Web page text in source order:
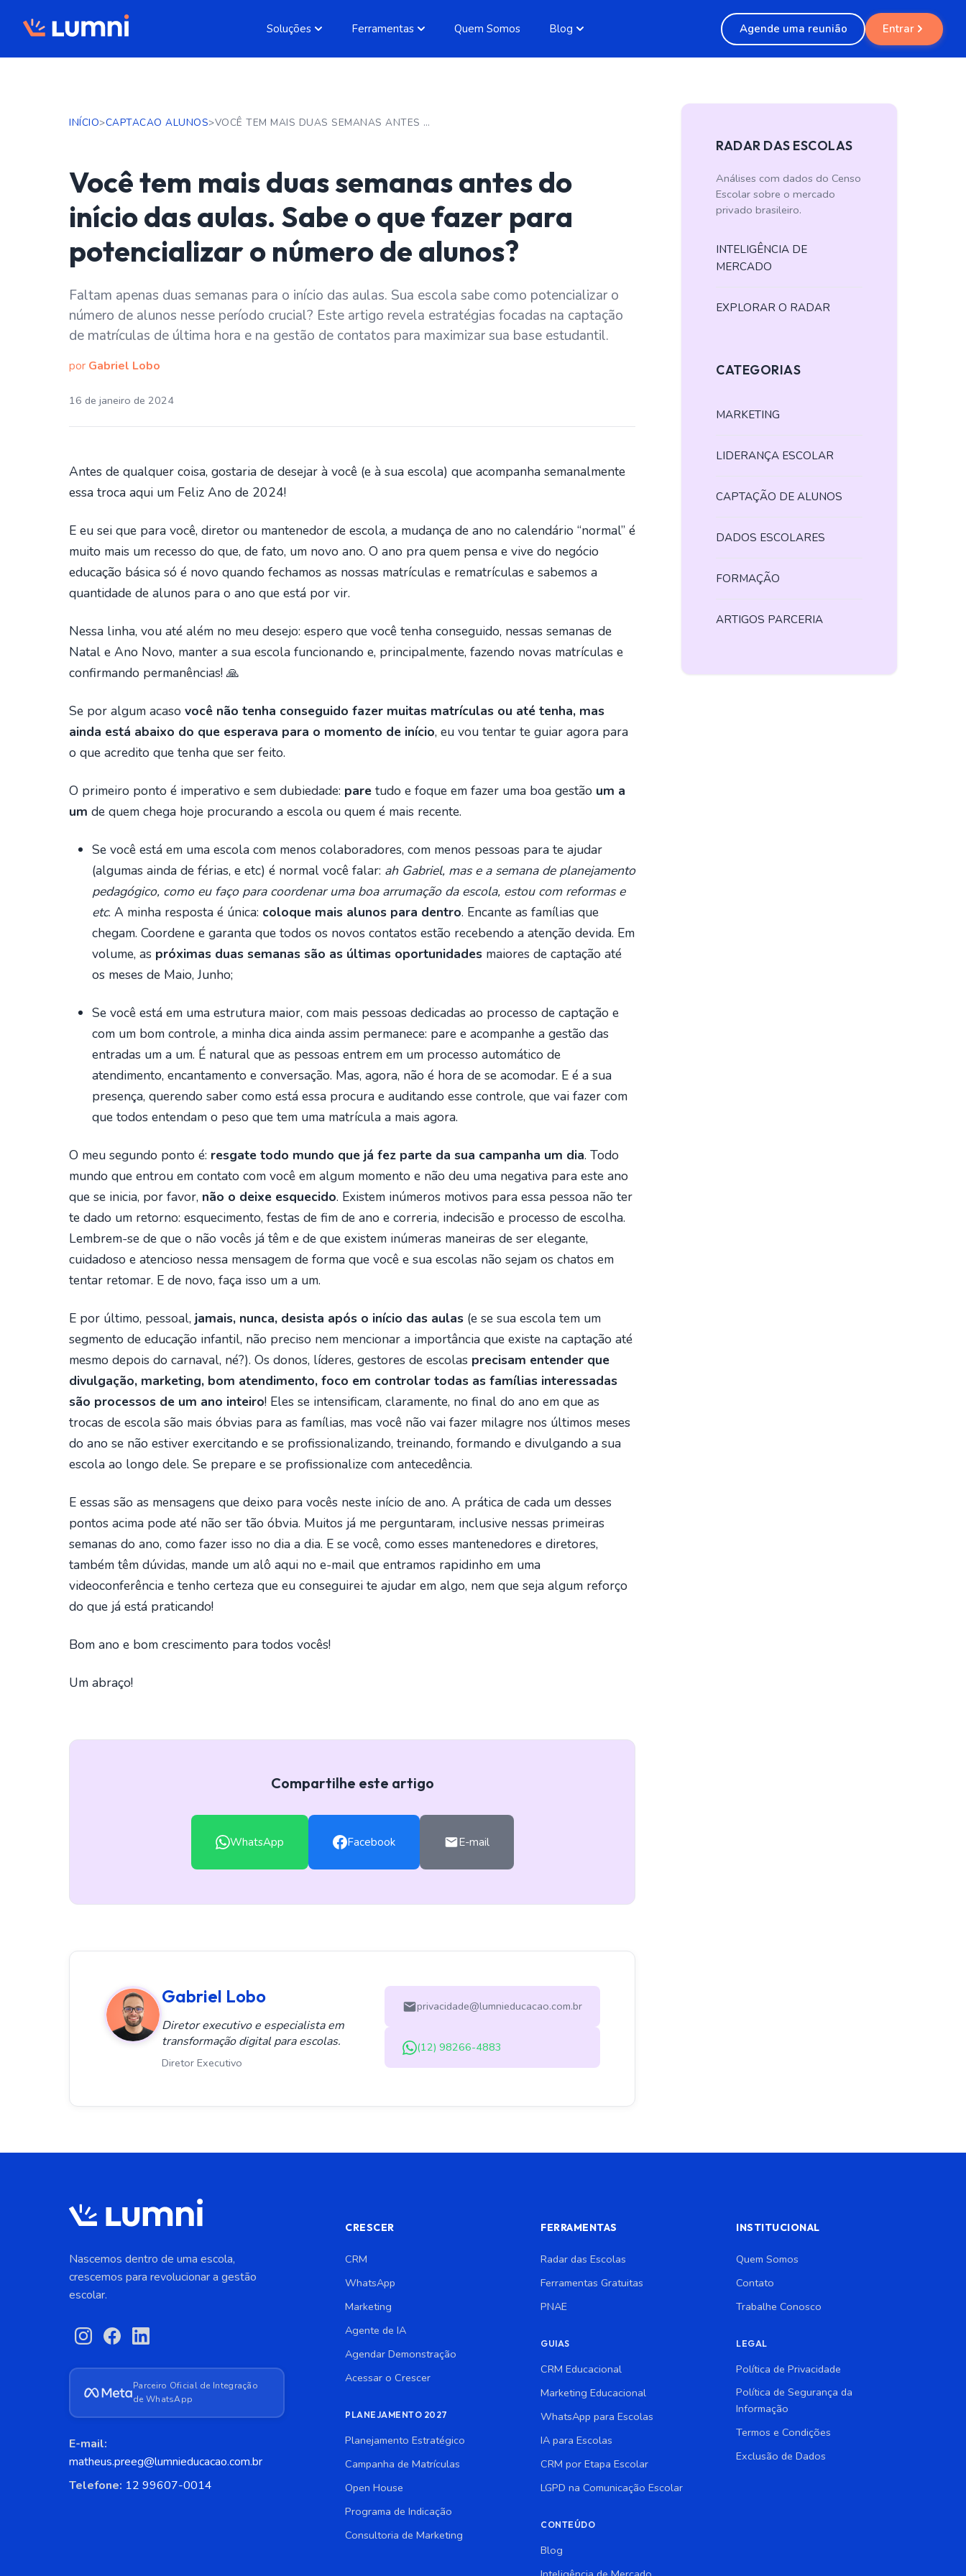
Soluções Ferramentas Quem Somos Blog Agende uma reunião Entrar
INÍCIO>CAPTACAO ALUNOS> VOCÊ TEM MAIS DUAS SEMANAS ANTES DO INÍCIO DAS AULAS. SABE O QUE FAZER PARA POTENCIALIZAR O NÚMERO DE ALUNOS?
Você tem mais duas semanas antes do
início das aulas. Sabe o que fazer para
potencializar o número de alunos?
Faltam apenas duas semanas para o início das aulas. Sua escola sabe como potencializar o
número de alunos nesse período crucial? Este artigo revela estratégias focadas na captação
de matrículas de última hora e na gestão de contatos para maximizar sua base estudantil.
por Gabriel Lobo
16 de janeiro de 2024
Antes de qualquer coisa, gostaria de desejar à você (e à sua escola) que acompanha semanalmente
essa troca aqui um Feliz Ano de 2024!
E eu sei que para você, diretor ou mantenedor de escola, a mudança de ano no calendário “normal” é
muito mais um recesso do que, de fato, um novo ano. O ano pra quem pensa e vive do negócio
educação básica só é novo quando fechamos as nossas matrículas e rematrículas e sabemos a
quantidade de alunos para o ano que está por vir.
Nessa linha, vou até além no meu desejo: espero que você tenha conseguido, nessas semanas de
Natal e Ano Novo, manter a sua escola funcionando e, principalmente, fazendo novas matrículas e
confirmando permanências! 🙏
Se por algum acaso você não tenha conseguido fazer muitas matrículas ou até tenha, mas
ainda está abaixo do que esperava para o momento de início, eu vou tentar te guiar agora para
o que acredito que tenha que ser feito.
O primeiro ponto é imperativo e sem dubiedade: pare tudo e foque em fazer uma boa gestão um a
um de quem chega hoje procurando a escola ou quem é mais recente.
Se você está em uma escola com menos colaboradores, com menos pessoas para te ajudar
(algumas ainda de férias, e etc) é normal você falar: ah Gabriel, mas e a semana de planejamento
pedagógico, como eu faço para coordenar uma boa arrumação da escola, estou com reformas e
etc. A minha resposta é única: coloque mais alunos para dentro. Encante as famílias que
chegam. Coordene e garanta que todos os novos contatos estão recebendo a atenção devida. Em
volume, as próximas duas semanas são as últimas oportunidades maiores de captação até
os meses de Maio, Junho;
Se você está em uma estrutura maior, com mais pessoas dedicadas ao processo de captação e
com um bom controle, a minha dica ainda assim permanece: pare e acompanhe a gestão das
entradas um a um. É natural que as pessoas entrem em um processo automático de
atendimento, encantamento e conversação. Mas, agora, não é hora de se acomodar. E é a sua
presença, querendo saber como está essa procura e auditando esse controle, que vai fazer com
que todos entendam o peso que tem uma matrícula a mais agora.
O meu segundo ponto é: resgate todo mundo que já fez parte da sua campanha um dia. Todo
mundo que entrou em contato com você em algum momento e não deu uma negativa para este ano
que se inicia, por favor, não o deixe esquecido. Existem inúmeros motivos para essa pessoa não ter
te dado um retorno: esquecimento, festas de fim de ano e correria, indecisão e processo de escolha.
Lembrem-se de que o não vocês já têm e de que existem inúmeras maneiras de ser elegante,
cuidadoso e atencioso nessa mensagem de forma que você e sua escolas não sejam os chatos em
tentar retomar. E de novo, faça isso um a um.
E por último, pessoal, jamais, nunca, desista após o início das aulas (e se sua escola tem um
segmento de educação infantil, não preciso nem mencionar a importância que existe na captação até
mesmo depois do carnaval, né?). Os donos, líderes, gestores de escolas precisam entender que
divulgação, marketing, bom atendimento, foco em controlar todas as famílias interessadas
são processos de um ano inteiro! Eles se intensificam, claramente, no final do ano em que as
trocas de escola são mais óbvias para as famílias, mas você não vai fazer milagre nos últimos meses
do ano se não estiver exercitando e se profissionalizando, treinando, formando e divulgando a sua
escola ao longo dele. Se prepare e se profissionalize com antecedência.
E essas são as mensagens que deixo para vocês neste início de ano. A prática de cada um desses
pontos acima pode até não ser tão óbvia. Muitos já me perguntaram, inclusive nessas primeiras
semanas do ano, como fazer isso no dia a dia. E se você, como esses mantenedores e diretores,
também têm dúvidas, mande um alô aqui no e-mail que entramos rapidinho em uma
videoconferência e tenho certeza que eu conseguirei te ajudar em algo, nem que seja algum reforço
do que já está praticando!
Bom ano e bom crescimento para todos vocês!
Um abraço!
Compartilhe este artigo
WhatsApp Facebook E-mail
Gabriel Lobo
Diretor executivo e especialista em
transformação digital para escolas.
Diretor Executivo
privacidade@lumnieducacao.com.br
(12) 98266-4883
RADAR DAS ESCOLAS
Análises com dados do Censo
Escolar sobre o mercado
privado brasileiro.
INTELIGÊNCIA DE
MERCADO
EXPLORAR O RADAR
CATEGORIAS
MARKETING
LIDERANÇA ESCOLAR
CAPTAÇÃO DE ALUNOS
DADOS ESCOLARES
FORMAÇÃO
ARTIGOS PARCERIA
Nascemos dentro de uma escola,
crescemos para revolucionar a gestão
escolar.
Parceiro Oficial de Integração
de WhatsApp
E-mail:
matheus.preeg@lumnieducacao.com.br
Telefone: 12 99607-0014
CRESCER
CRM
WhatsApp
Marketing
Agente de IA
Agendar Demonstração
Acessar o Crescer
PLANEJAMENTO 2027
Planejamento Estratégico
Campanha de Matrículas
Open House
Programa de Indicação
Consultoria de Marketing
FERRAMENTAS
Radar das Escolas
Ferramentas Gratuitas
PNAE
GUIAS
CRM Educacional
Marketing Educacional
WhatsApp para Escolas
IA para Escolas
CRM por Etapa Escolar
LGPD na Comunicação Escolar
CONTEÚDO
Blog
INSTITUCIONAL
Quem Somos
Contato
Trabalhe Conosco
LEGAL
Política de Privacidade
Política de Segurança da
Informação
Termos e Condições
Exclusão de Dados